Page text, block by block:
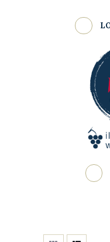
MY
Come Funziona